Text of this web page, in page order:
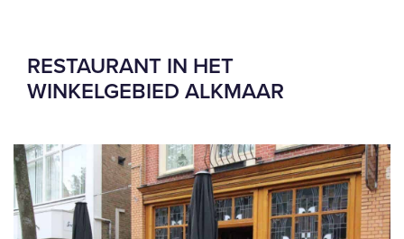
RESTAURANT IN HET
WINKELGEBIED ALKMAAR